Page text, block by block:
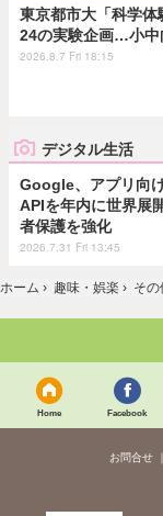
東京都市大「科学体
24の実験企画…小中
2026.8.7 Fri 18:15
デジタル生活
Google、アプリ向
APIを年内に世界展
者保護を強化
2026.7.31 Fri 13:45
ホーム › 趣味・娯楽 › その
Home Facebook
お問合せ